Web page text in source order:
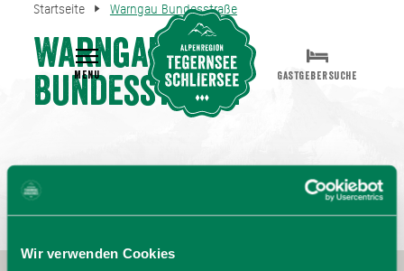
Wir verwenden Cookies
Startseite Warngau Bundesstraße
Warngau
Bundesstraße
MENU GASTGEBERSUCHE